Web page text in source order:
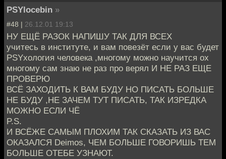
PSYlocebin »
#48 | 26.12.01 19:13
НУ ЕЩЁ РАЗОК НАПИШУ ТАК ДЛЯ ВСЕХ
учитесь в институте, и вам повезёт если у вас будет
PSYхология человека ,многому можно научится ох
многому сам знаю не раз про верял И НЕ РАЗ ЕЩЕ
ПРОВЕРЮ
ВСЁ ЗАХОДИТЬ К ВАМ БУДУ НО ПИСАТЬ БОЛЬШЕ
НЕ БУДУ ,НЕ ЗАЧЕМ ТУТ ПИСАТЬ, ТАК ИЗРЕДКА
МОЖНО ЕСЛИ ЧЁ
P.S.
И ВСЁЖЕ САМЫМ ПЛОХИМ ТАК СКАЗАТЬ ИЗ ВАС
ОКАЗАЛСЯ Deimos, ЧЕМ БОЛЬШЕ ГОВОРИШЬ ТЕМ
БОЛЬШЕ ОТЕБЕ УЗНАЮТ.